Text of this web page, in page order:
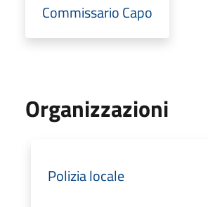
Commissario Capo
Organizzazioni
Polizia locale